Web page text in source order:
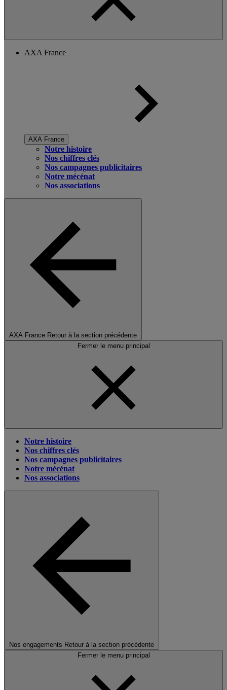
AXA France
AXA France
Notre histoire
Nos chiffres clés
Nos campagnes publicitaires
Notre mécénat
Nos associations
AXA France Retour à la section précédente
Fermer le menu principal
Notre histoire
Nos chiffres clés
Nos campagnes publicitaires
Notre mécénat
Nos associations
Nos engagements Retour à la section précédente
Fermer le menu principal